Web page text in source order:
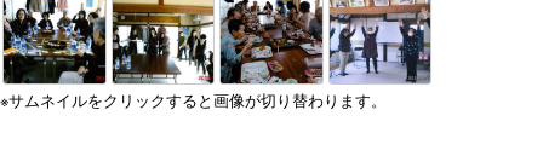
※サムネイルをクリックすると画像が切り替わります。